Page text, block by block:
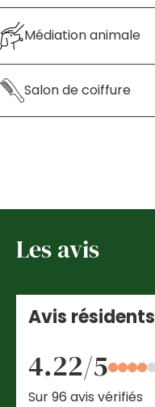
Médiation animale
Salon de coiffure
Les avis
Avis résidents
4.22/5
Sur 96 avis vérifiés